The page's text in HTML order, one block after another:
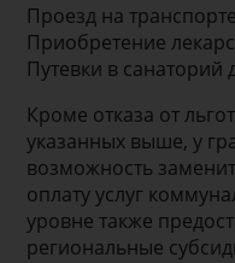
Проезд на
Приобретение
Путевки в
Кроме отказа от
указанных выше, у
возможность
оплату услуг
уровне также
региональные